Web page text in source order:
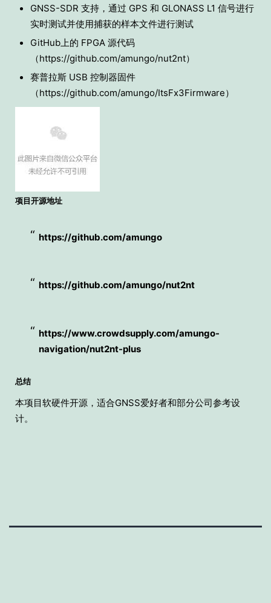
GNSS-SDR 支持，通过 GPS 和 GLONASS L1 信号进行
实时测试并使用捕获的样本文件进行测试
GitHub上的 FPGA 源代码
（https://github.com/amungo/nut2nt）
赛普拉斯 USB 控制器固件
（https://github.com/amungo/ItsFx3Firmware）
项目开源地址
https://github.com/amungo
https://github.com/amungo/nut2nt
https://www.crowdsupply.com/amungo-
navigation/nut2nt-plus
总结
本项目软硬件开源，适合GNSS爱好者和部分公司参考设
计。